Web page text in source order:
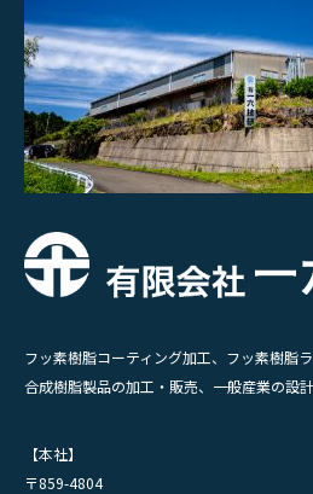
フッ素樹脂コーティング加工、フッ素樹脂
合成樹脂製品の加工・販売、一般産業の設
【本社】
〒859-4804